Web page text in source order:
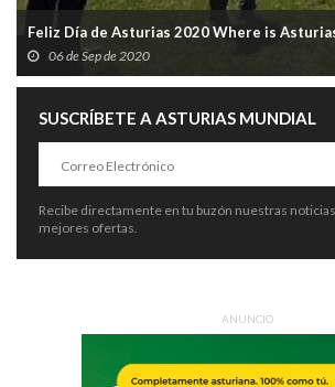
Feliz Día de Asturias 2020 Where is
06 de Sep de 2020
SUSCRÍBETE A ASTURIAS MUNDIAL
Recibe directamente en tu buzón nuestras
mejores ofertas.
ANUNCIO